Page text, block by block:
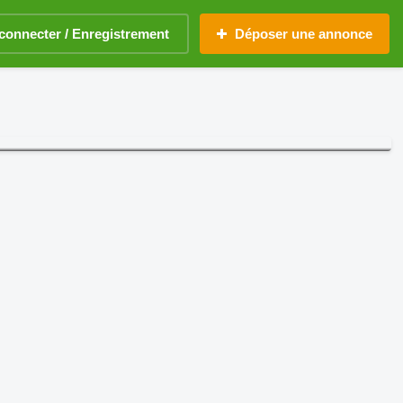
/ Enregistrement Déposer une annonce